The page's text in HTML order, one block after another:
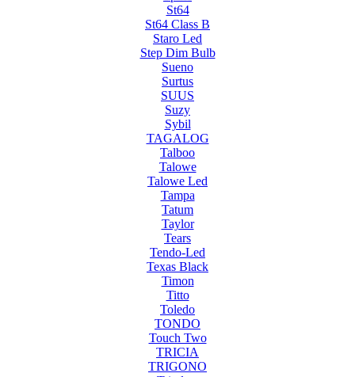
St64
St64 Class B
Staro Led
Step Dim Bulb
Sueno
Surtus
SUUS
Suzy
Sybil
TAGALOG
Talboo
Talowe
Talowe Led
Tampa
Tatum
Taylor
Tears
Tendo-Led
Texas Black
Timon
Titto
Toledo
TONDO
Touch Two
TRICIA
TRIGONO